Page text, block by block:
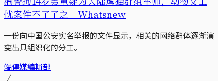
忧案件不了了之｜Whatsnew
一份向中国公安实名举报的文件显示，相关的网络群体逐渐演
变出具组织化的分工。
端傳媒編輯部